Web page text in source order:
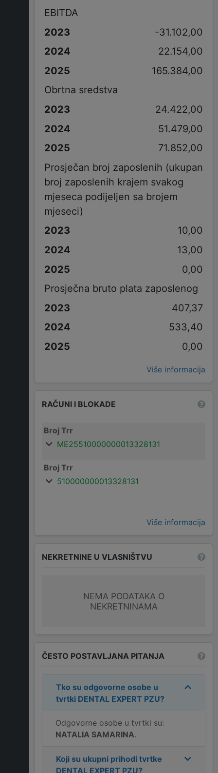
EBITDA
-31.102,00
22.154,00
165.384,00
Obrtna sredstva
24.422,00
51.479,00
71.852,00
Prosječan broj zaposlenih (ukupan
broj zaposlenih krajem svakog
mjeseca podijeljen sa brojem
mjeseci)
10,00
13,00
0,00
Prosječna bruto plata zaposlenog
407,37
533,40
0,00
Više informacija
RAČUNI I BLOKADE
Broj Trr
ME25510000000013328131
Broj Trr
510000000013328131
Više informacija
NEKRETNINE U VLASNIŠTVU
NEMA PODATAKA O
NEKRETNINAMA
ČESTO POSTAVLJANA PITANJA
Tko su odgovorne osobe u
tvrtki
DENTAL EXPERT PZU?
Odgovorne osobe u tvrtki su:
NATALIA SAMARINA.
Koji su ukupni prihodi tvrtke
DENTAL EXPERT PZU?